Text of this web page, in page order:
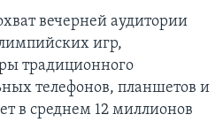
вечерней аудитории
игр,
традиционного
телефонов, планшетов и
в среднем 12 миллионов